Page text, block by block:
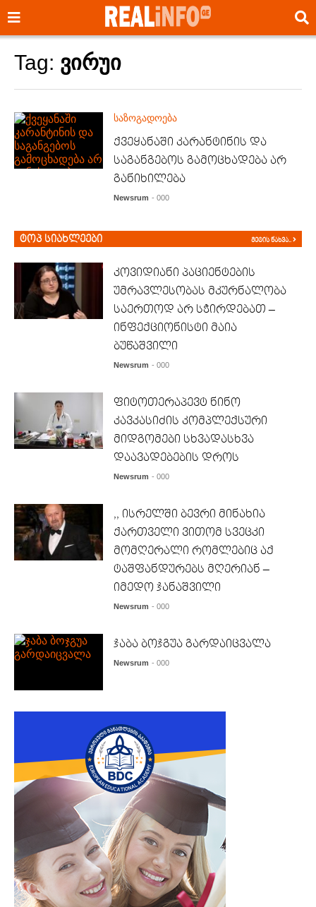
Tag: ვირუი
საზოგადოება
ქვეყანაში კარანტინის და
საგანგებოს გამოცხადება არ
განიხილება
Newsrum - 000
ტოპ სიახლეები მეტის ნახვა..
კოვიდიანი პაციენტების
უმრავლესობას მკურნალობა
საერთოდ არ სჭირდებათ –
ინფექციონისტი მაია
ბუწაშვილი
Newsrum - 000
ფიტოთერაპევტ ნინო
კავკასიძის კომპლექსური
მიდგომები სხვადასხვა
დაავადებების დროს
Newsrum - 000
,, ისრელში ბევრი მინახია
ქართველი ვითომ სვეცკი
მომღერალი რომლებიც აქ
ტაშფანდურებს მღერიან –
იმედო ჯანაშვილი
Newsrum - 000
ჯაბა ბოჯგუა გარდაიცვალა
Newsrum - 000